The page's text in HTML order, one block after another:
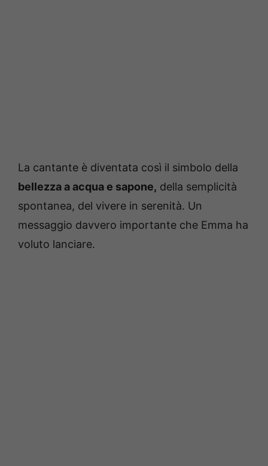
La cantante è diventata così il simbolo della
bellezza a acqua e sapone, della semplicità
spontanea, del vivere in serenità. Un
messaggio davvero importante che Emma ha
voluto lanciare.